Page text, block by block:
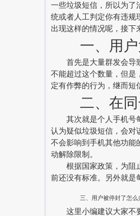
一些垃圾短信，所以为了
统或者人工判定你有违规
出现这样的情况呢，接下
一、用户
首先是大量群发会导致
不能超过这个数量，但是
定有作弊的行为，继而短
二、在同
其次就是个人手机号每
认为疑似垃圾短信，会对
不会影响到手机其他功能
动解除限制。
根据国家政策，为阻止
前还没有标准。另外就是
三、用户被停封了怎么
这里小编建议大家不要